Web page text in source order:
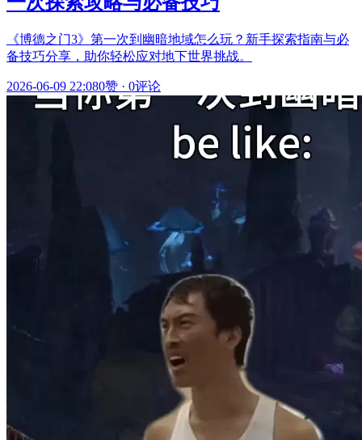
《博德之门3》第一次到幽暗地域怎么玩？新手探索指南与必
备技巧分享，助你轻松应对地下世界挑战。
2026-06-09 22:080赞 · 0评论